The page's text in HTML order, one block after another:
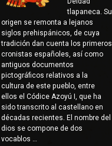
tlapaneca. Su
origen se remonta a lejanos
siglos prehispánicos, de cuya
tradición dan cuenta los primeros
cronistas españoles, así como
antiguos documentos
pictográficos relativos a la
cultura de este pueblo, entre
ellos el Códice Azoyú I, que ha
sido transcrito al castellano en
décadas recientes. El nombre del
dios se compone de dos
vocablos …